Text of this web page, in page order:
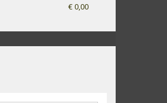
€ 0,00